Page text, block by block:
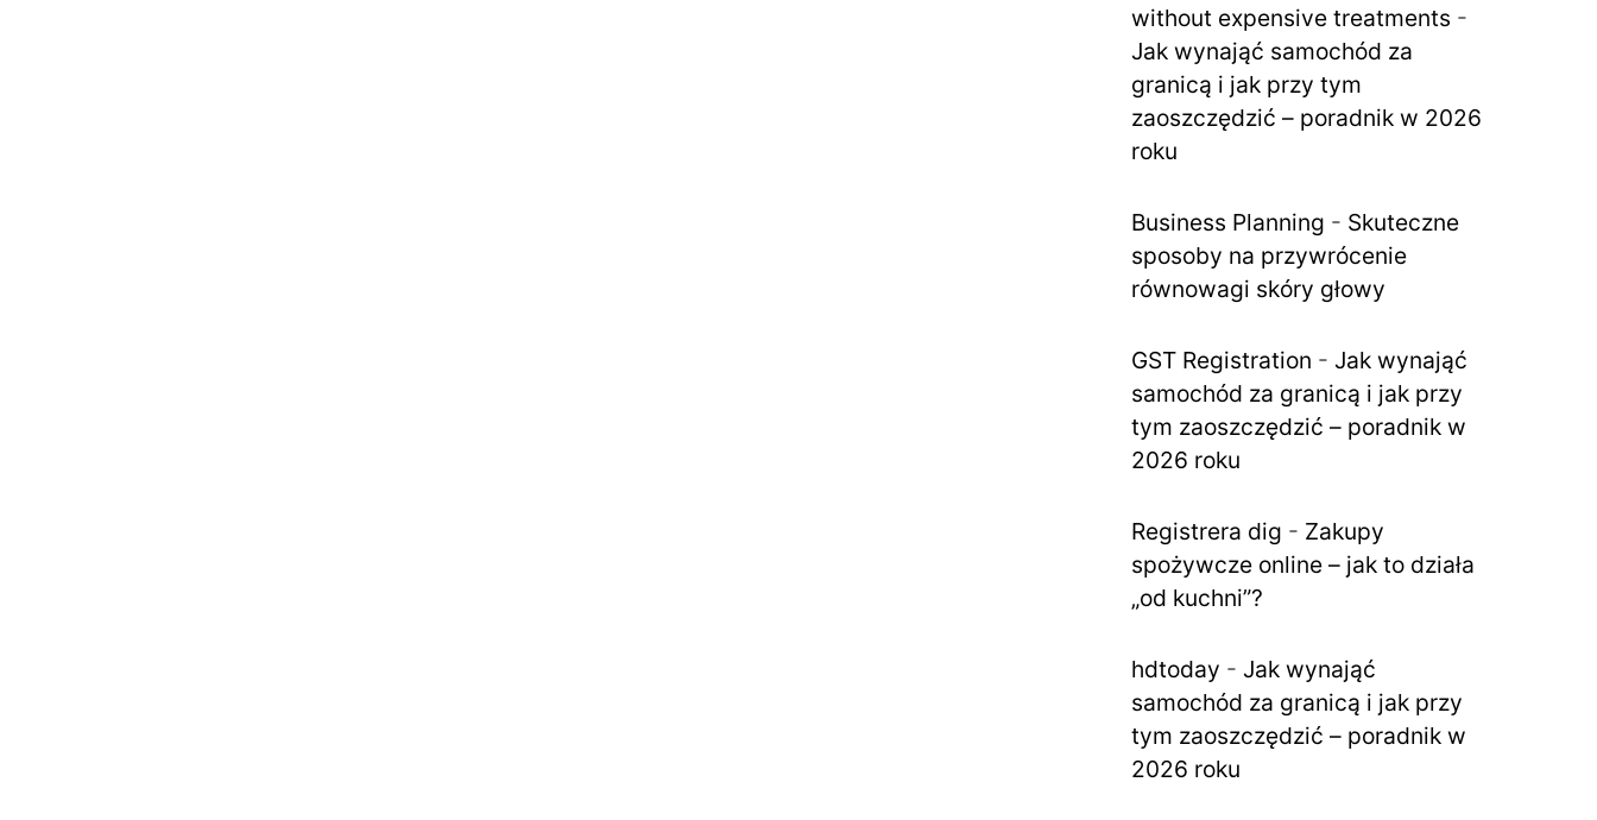
without expensive treatments -
Jak wynająć samochód za
granicą i jak przy tym
zaoszczędzić – poradnik w 2026
roku
Business Planning - Skuteczne
sposoby na przywrócenie
równowagi skóry głowy
GST Registration - Jak wynająć
samochód za granicą i jak przy
tym zaoszczędzić – poradnik w
2026 roku
Registrera dig - Zakupy
spożywcze online – jak to działa
„od kuchni”?
hdtoday - Jak wynająć
samochód za granicą i jak przy
tym zaoszczędzić – poradnik w
2026 roku